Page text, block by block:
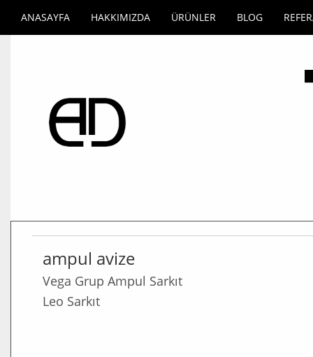
ANASAYFA HAKKIMIZDA ÜRÜNLER BLOG
ampul avize
Vega Grup Ampul Sarkıt
Leo Sarkıt